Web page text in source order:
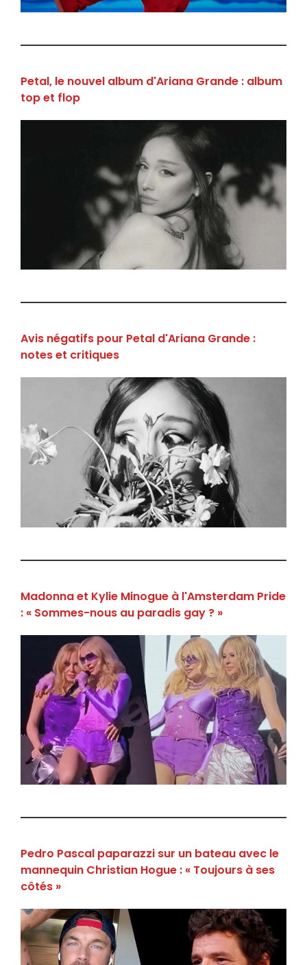
Petal, le nouvel album d'Ariana Grande : album
top et flop
Avis négatifs pour Petal d'Ariana Grande :
notes et critiques
Madonna et Kylie Minogue à l'Amsterdam Pride
: « Sommes-nous au paradis gay ? »
Pedro Pascal paparazzi sur un bateau avec le
mannequin Christian Hogue : « Toujours à ses
côtés »